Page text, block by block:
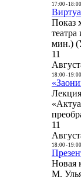
17:00- 18:00
Показ
мин.)
11
18:00- 19:00
11
18:00- 19:00
Новая
М.